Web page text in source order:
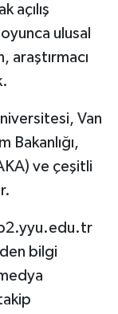
açılış
ulusal
araştırmacı
Van
Bakanlığı,
ve çeşitli
bilgi